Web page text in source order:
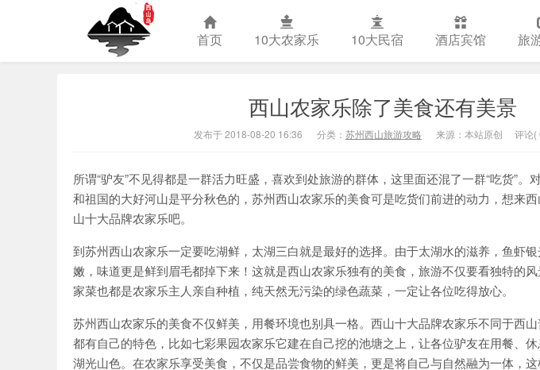
家乐
首页 10大农家乐 10大民宿 酒店宾馆 旅
西山农家乐除了美食还有美景
发布于 2018-08-20 16:36 分类： 苏州西山旅游攻略 来源：本站原创 评论(
所谓“驴友”不见得都是一群活力旺盛，喜欢到处旅游的群体，这里面还混了一群“吃货”。
和祖国的大好河山是平分秋色的，苏州西山农家乐的美食可是吃货们前进的动力，想来
山十大品牌农家乐吧。
到苏州西山农家乐一定要吃湖鲜，太湖三白就是最好的选择。由于太湖水的滋养，鱼虾
嫩，味道更是鲜到眉毛都掉下来！这就是西山农家乐独有的美食，旅游不仅要看独特的
家菜也都是农家乐主人亲自种植，纯天然无污染的绿色蔬菜，一定让各位吃得放心。
苏州西山农家乐的美食不仅鲜美，用餐环境也别具一格。西山十大品牌农家乐不同于西
都有自己的特色，比如七彩果园农家乐它建在自己挖的池塘之上，让各位驴友在用餐、
湖光山色。在农家乐享受美食，不仅是品尝食物的鲜美，更是将自己与自然融为一体，